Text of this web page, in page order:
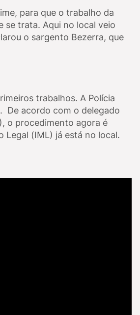
para que o trabalho da
se trata. Aqui no local veio
o sargento Bezerra, que
trabalhos. A Polícia
De acordo com o delegado
o procedimento agora é
Legal (IML) já está no local.